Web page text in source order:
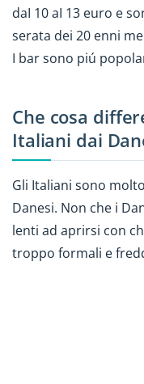
daI 10 aI 13 euro e
serata dei 20 enni
I bar sono piú
Che cosa
Italiani dai
Gli Italiani sono
Danesi. Non che i
lenti ad aprirsi con
troppo formali e